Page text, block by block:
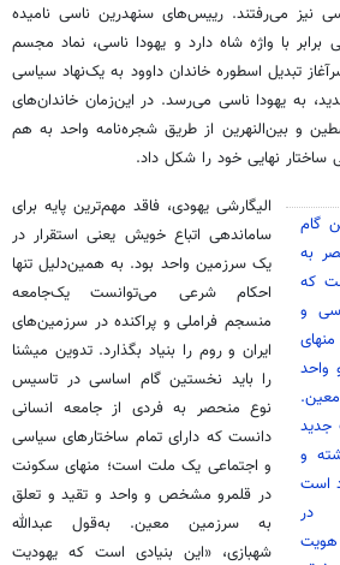
نیز می‌رفتند. رییس‌های سنهدرین ناسی نامیده
با واژه شاه دارد و یهودا ناسی، نماد مجسم
تبدیل اسطوره خاندان داوود به یک‌نهاد سیاسی
به یهودا ناسی می‌رسد. در این‌زمان خاندان‌های
و بین‌النهرین از طریق شجره‌نامه واحد به هم
ساختار نهایی خود را شکل داد.
گام
به
که
و
جدید
و
است
در
هویت
الیگارشی یهودی، فاقد مهم‌ترین پایه برای
ساماندهی اتباع خویش یعنی استقرار در
یک سرزمین واحد بود. به همین‌دلیل تنها
احکام شرعی می‌توانست یک‌جامعه
منسجم فراملی و پراکنده در سرزمین‌های
ایران و روم را بنیاد بگذارد. تدوین میشنا
را باید نخستین گام اساسی در تاسیس
نوع منحصر به فردی از جامعه انسانی
دانست که دارای تمام ساختارهای سیاسی
و اجتماعی یک ملت است؛ منهای سکونت
در قلمرو مشخص و واحد و تقید و تعلق
به سرزمین معین. به‌قول عبدالله
شهبازی، «این بنیادی است که یهودیت